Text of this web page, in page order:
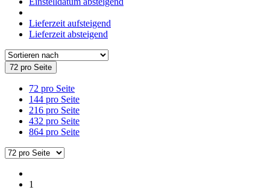
Lieferzeit aufsteigend
Lieferzeit absteigend
72 pro Seite
72 pro Seite
144 pro Seite
216 pro Seite
432 pro Seite
864 pro Seite
1